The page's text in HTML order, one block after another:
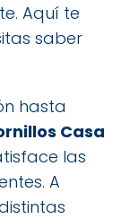
Aquí te
saber
hasta
Casa
las
A